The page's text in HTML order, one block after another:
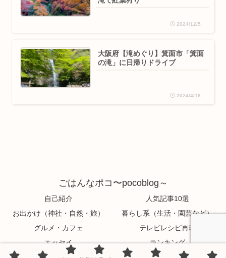
2024/12/5
大阪府【滝めぐり】箕面市「箕面
の滝」に日帰りドライブ
2024/4/18
ごはんなポコ〜pocoblog～
自己紹介
人気記事10選
お出かけ（神社・自然・旅）
暮らし系（生活・園芸など）
グルメ・カフェ
テレビレシピ再現
エッセイ
ランキング